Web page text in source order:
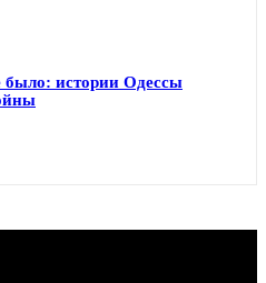
было: истории Одессы